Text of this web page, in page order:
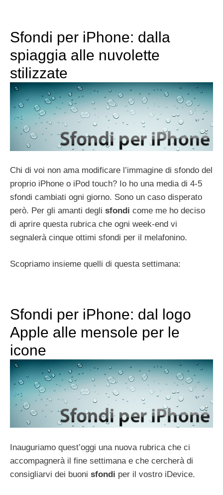
Sfondi per iPhone: dalla
spiaggia alle nuvolette
stilizzate
Chi di voi non ama modificare l’immagine di sfondo del
proprio iPhone o iPod touch? Io ho una media di 4-5
sfondi cambiati ogni giorno. Sono un caso disperato
però. Per gli amanti degli sfondi come me ho deciso
di aprire questa rubrica che ogni week-end vi
segnalerà cinque ottimi sfondi per il melafonino.
Scopriamo insieme quelli di questa settimana:
Sfondi per iPhone: dal logo
Apple alle mensole per le
icone
Inauguriamo quest’oggi una nuova rubrica che ci
accompagnerà il fine settimana e che cercherà di
consigliarvi dei buoni sfondi per il vostro iDevice.